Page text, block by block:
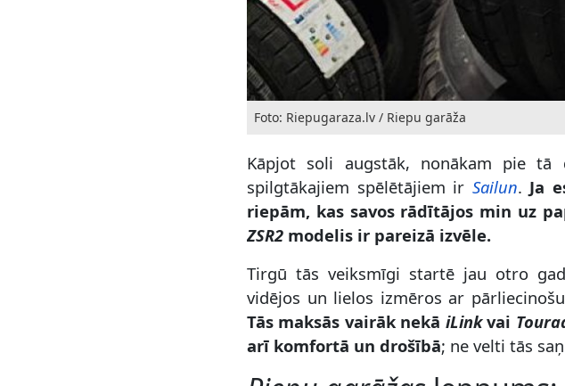
Foto: Riepugaraza.lv / Riepu garāža
Kāpjot soli augstāk, nonākam pie tā
spilgtākajiem spēlētājiem ir Sailun. Ja
riepām, kas savos rādītājos min uz
ZSR2 modelis ir pareizā izvēle.
Tirgū tās veiksmīgi startē jau otro
vidējos un lielos izmēros ar
Tās maksās vairāk nekā iLinkvai
arī komfortā un drošībā; ne velti tās